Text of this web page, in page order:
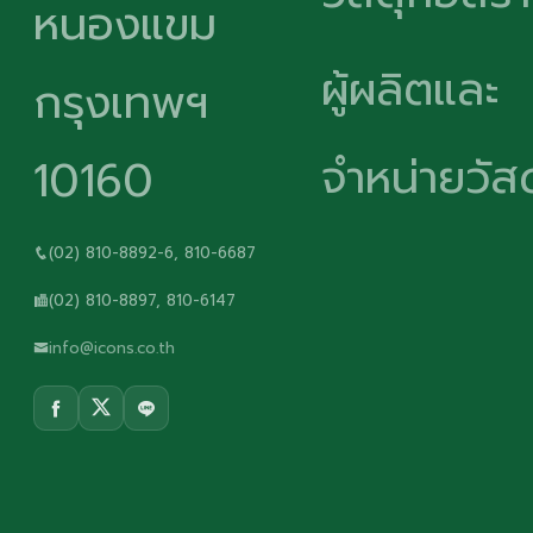
หนองแขม
กรุงเทพฯ
10160
(02) 810-8892-6, 810-6687
(02) 810-8897, 810-6147
info@icons.co.th
ผู้ผลิตและ
จำหน่ายวั